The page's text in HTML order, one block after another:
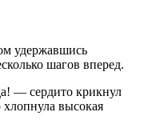
удержавшись
шагов вперед.
— сердито крикнул
хлопнула высокая